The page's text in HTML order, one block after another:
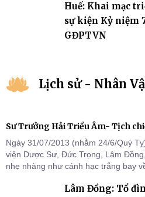
Huế: Khai mạc
sự kiện Kỷ niệm
GĐPTVN
Lịch sử - Nhân
Sư Trưởng Hải Triều Âm- Tịch
Ngày 31/07/2013 (nhằm 24/6/Quý
viện Dược Sư, Đức Trọng, Lâm
nhẹ nhàng như cánh hạc trắng bay
Lâm Đồng: Tổ